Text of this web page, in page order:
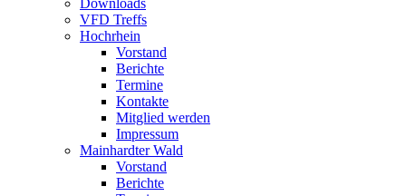
Downloads
VFD Treffs
Hochrhein
Vorstand
Berichte
Termine
Kontakte
Mitglied werden
Impressum
Mainhardter Wald
Vorstand
Berichte